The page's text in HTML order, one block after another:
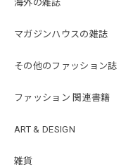
海外の雑誌
マガジンハウスの雑誌
その他のファッション誌
ファッション 関連書籍
ART & DESIGN
雑貨